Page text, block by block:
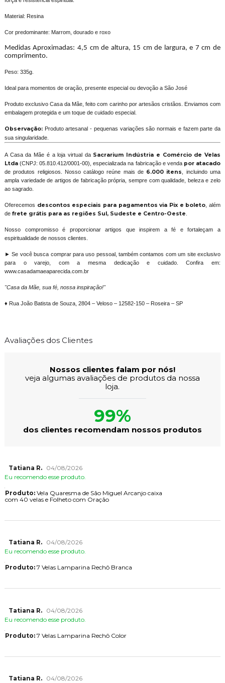
Material: Resina
Cor predominante: Marrom, dourado e roxo
Medidas Aproximadas: 4,5 cm de altura, 15 cm de largura, e 7 cm de
comprimento.
Peso: 335g.
Ideal para momentos de oração, presente especial ou devoção a São José
Produto exclusivo Casa da Mãe, feito com carinho por artesãos cristãos. Enviamos com
embalagem protegida e um toque de cuidado especial.
Observação:Produto artesanal - pequenas variações são normais e fazem parte da
sua singularidade.
A Casa da Mãe é a loja virtual daSacrarium Indústria e Comércio de Velas
Ltda(CNPJ: 05.810.412/0001-00), especializada na fabricação e venda por atacado
de produtos religiosos. Nosso catálogo reúne mais de 6.000 itens
, incluindo uma
ampla variedade de artigos de fabricação própria, sempre com qualidade, beleza e zelo
ao sagrado.
Oferecemos descontos especiais para pagamentos via Pix e boleto , além
de frete grátis para as regiões Sul, Sudeste e Centro-Oeste
Nosso compromisso é proporcionar artigos que inspirem a fé e fortaleçam a
espiritualidade de nossos clientes.
► Se você busca comprar para uso pessoal, também contamos com um site exclusivo
para o varejo, com a mesma dedicação e cuidado. Confira em:
www.casadamaeaparecida.com.br
"Casa da Mãe, sua fé, nossa inspiração!"
♦ Rua João Batista de Souza, 2804 – Veloso – 12582-150 – Roseira – SP
Avaliações dos Clientes
Nossos clientes falam por nós!
veja algumas avaliações de produtos da nossa
loja.
99%
dos clientes recomendam nossos produtos
Tatiana R.
04/08/2026
Eu recomendo esse produto.
Produto:Vela Quaresma de São Miguel Arcanjo caixa
com 40 velas e Folheto com Oração
Tatiana R.
04/08/2026
Eu recomendo esse produto.
Produto:7 Velas Lamparina Rechô Branca
Tatiana R.
04/08/2026
Eu recomendo esse produto.
Produto:7 Velas Lamparina Rechô Color
Tatiana R.
04/08/2026